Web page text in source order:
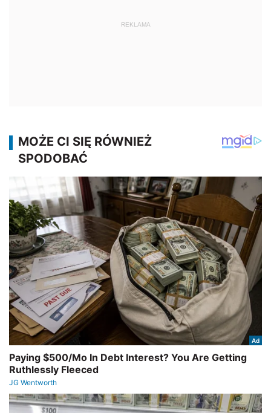
REKLAMA